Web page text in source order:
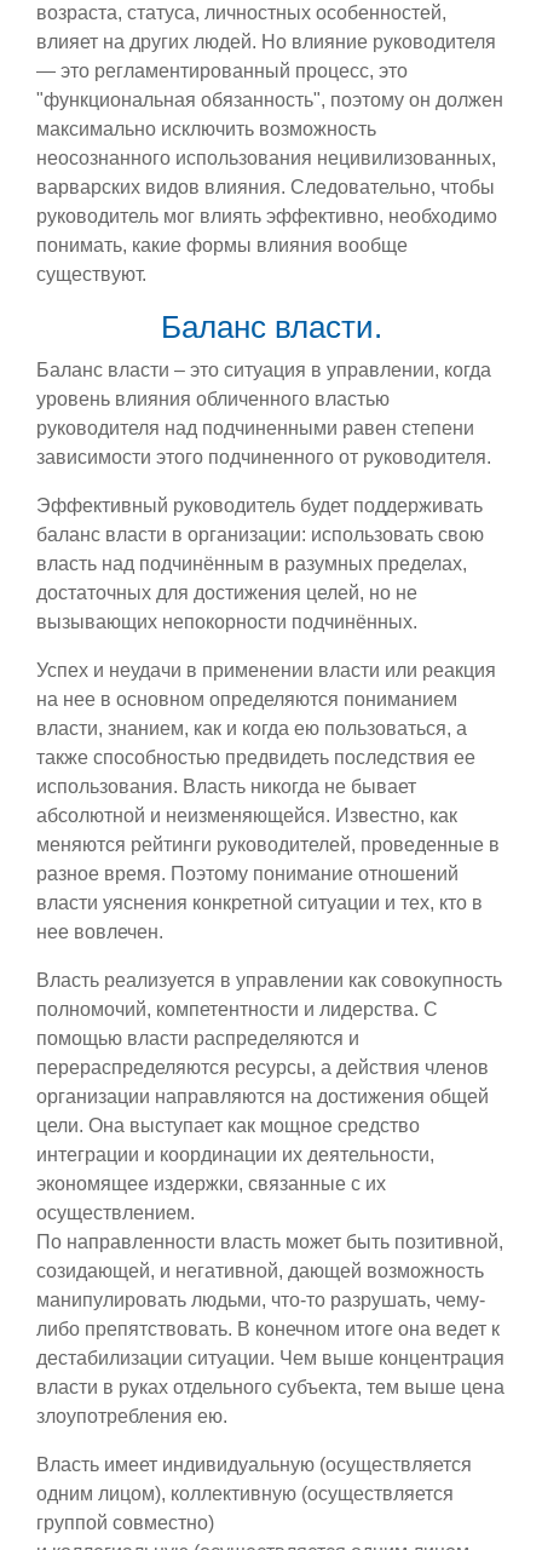
возраста, статуса, личностных особенностей,
влияет на других людей. Но влияние руководителя
— это регламентированный процесс, это
"функциональная обязанность", поэтому он должен
максимально исключить возможность
неосознанного использования нецивилизованных,
варварских видов влияния. Следовательно, чтобы
руководитель мог влиять эффективно, необходимо
понимать, какие формы влияния вообще
существуют.
Баланс власти.
Баланс власти – это ситуация в управлении, когда
уровень влияния обличенного властью
руководителя над подчиненными равен степени
зависимости этого подчиненного от руководителя.
Эффективный руководитель будет поддерживать
баланс власти в организации: использовать свою
власть над подчинённым в разумных пределах,
достаточных для достижения целей, но не
вызывающих непокорности подчинённых.
Успех и неудачи в применении власти или реакция
на нее в основном определяются пониманием
власти, знанием, как и когда ею пользоваться, а
также способностью предвидеть последствия ее
использования. Власть никогда не бывает
абсолютной и неизменяющейся. Известно, как
меняются рейтинги руководителей, проведенные в
разное время. Поэтому понимание отношений
власти уяснения конкретной ситуации и тех, кто в
нее вовлечен.
Власть реализуется в управлении как совокупность
полномочий, компетентности и лидерства. С
помощью власти распределяются и
перераспределяются ресурсы, а действия членов
организации направляются на достижения общей
цели. Она выступает как мощное средство
интеграции и координации их деятельности,
экономящее издержки, связанные с их
осуществлением.
По направленности власть может быть позитивной,
созидающей, и негативной, дающей возможность
манипулировать людьми, что-то разрушать, чему-
либо препятствовать. В конечном итоге она ведет к
дестабилизации ситуации. Чем выше концентрация
власти в руках отдельного субъекта, тем выше цена
злоупотребления ею.
Власть имеет индивидуальную (осуществляется
одним лицом), коллективную (осуществляется
группой совместно)